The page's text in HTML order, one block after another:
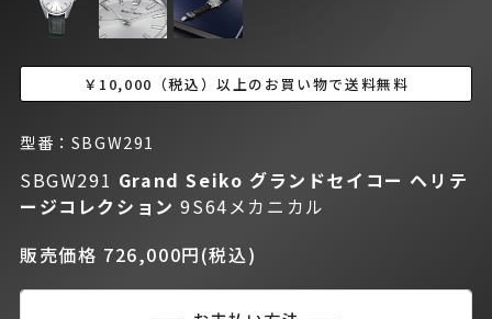
￥10,000（税込）以上のお買い物で送料無料
型番：SBGW291
SBGW291 Grand Seiko グランドセイコー ヘリテ
ージコレクション9S64メカニカル
販売価格 726,000円(税込)